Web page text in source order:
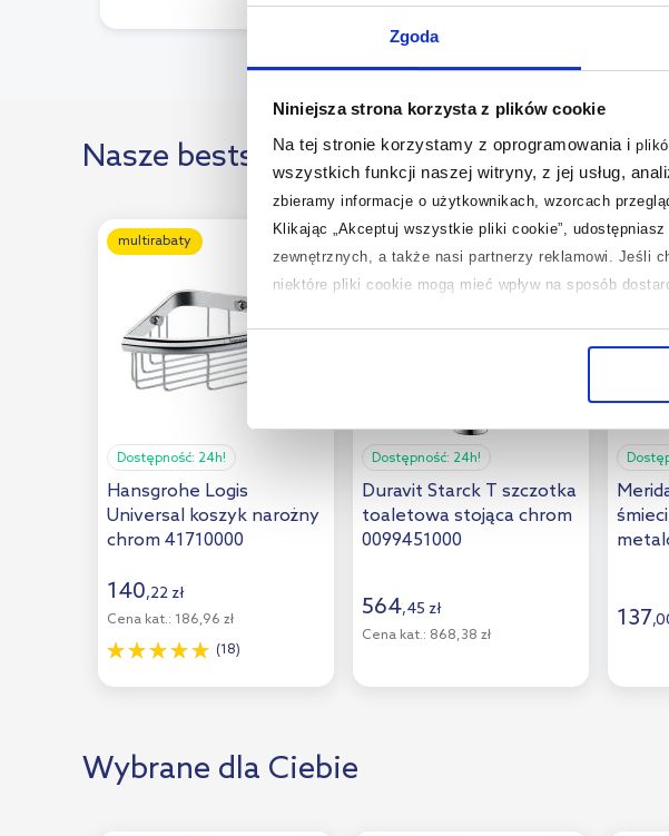
Zgoda
Niniejsza strona korzysta z plików cookie
Na tej stronie korzystamy z oprogramowania i
wszystkich funkcji naszej witryny, z jej usług,
zbieramy informacje o użytkownikach, wzorcach
Klikając „Akceptuj wszystkie pliki cookie”,
zewnętrznych, a także nasi partnerzy reklamowi. Jeśli
niektóre pliki cookie mogą mieć wpływ na sposób
na temat plików cookie i tego, dlaczego ich przepisy,
Nasze bestsellery
multirabaty
Dostępność: 24h!
Hansgrohe Logis
Universal koszyk narożny
chrom 41710000
140,22 zł
Cena kat.: 186,96 zł
(18)
multirabaty
Dostępność: 24h!
Duravit Starck T szczotka
toaletowa stojąca chrom
0099451000
564,45 zł
Cena kat.: 868,38 zł
137,
Wybrane dla Ciebie